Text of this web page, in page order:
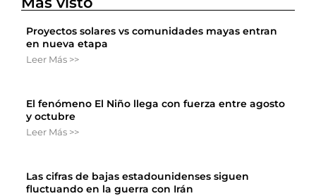
Proyectos solares vs comunidades mayas entran
en nueva etapa
Leer Más >>
El fenómeno El Niño llega con fuerza entre agosto
y octubre
Leer Más >>
Las cifras de bajas estadounidenses siguen
fluctuando en la guerra con Irán